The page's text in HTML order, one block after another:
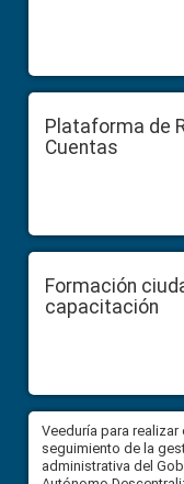
Plataforma de
Cuentas
Formación
capacitación
Veeduría para realizar
seguimiento de la
administrativa del